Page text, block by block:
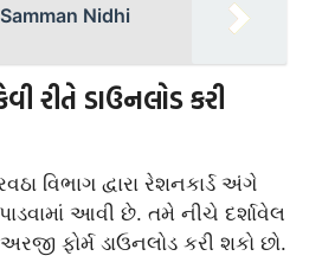
Nidhi
રીતે ડાઉનલોડ કરી
વિભાગ દ્વારા રેશનકાર્ડ અંગે
આવી છે. તમે નીચે દર્શાવેલ
ફોર્મ ડાઉનલોડ કરી શકો છો.